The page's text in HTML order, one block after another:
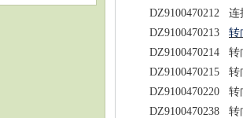
DZ9100470212 连
DZ9100470213 转
DZ9100470214 转
DZ9100470215 转
DZ9100470220 转
DZ9100470238 转